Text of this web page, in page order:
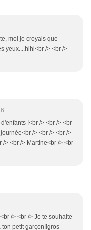
moi je croyais que
yeux....hihi<br /> <br />
!<br /> <br /> <br
/> <br /> <br />
/> <br /> Martine<br /> <br
/> <br /> Je te souhaite
petit garçon!!gros